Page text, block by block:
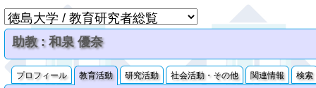
助教 : 和泉 優奈
プロフィール 教育活動 研究活動 社会活動・その他 関連情報 検索